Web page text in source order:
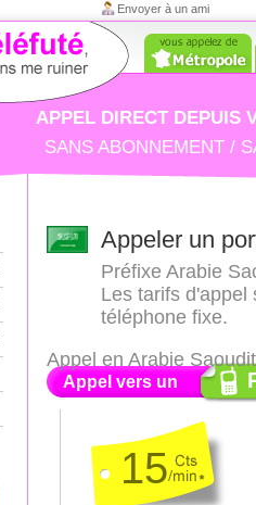
Envoyer à un ami
APPEL DIRECT DEPUIS
SANS ABONNEMENT /
Appeler un
Préfixe Arabie
Les tarifs d'appel
téléphone fixe.
Appel vers un
Appel en Arabie
15